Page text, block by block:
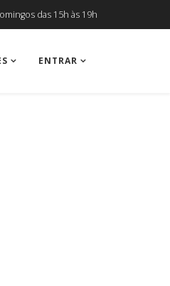
das 15h às 19h
ENTRAR